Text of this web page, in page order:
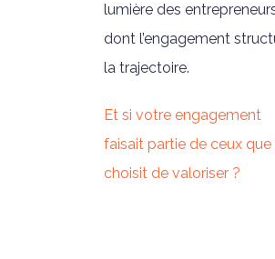
lumière des
dont l’engagement
la trajectoire.
Et si votre engagement
faisait partie de ceux que
choisit de valoriser ?